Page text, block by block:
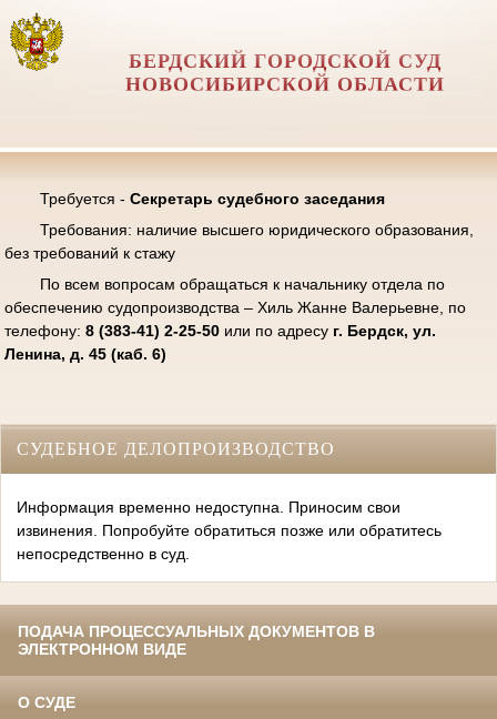
БЕРДСКИЙ ГОРОДСКОЙ СУД
НОВОСИБИРСКОЙ ОБЛАСТИ
Требуется - Секретарь судебного заседания
Требования: наличие высшего юридического образования,
без требований к стажу
По всем вопросам обращаться к начальнику отдела по
обеспечению судопроизводства – Хиль Жанне Валерьевне, по
телефону: 8 (383-41) 2-25-50или по адресу г. Бердск, ул.
Ленина, д. 45 (каб. 6)
СУДЕБНОЕ ДЕЛОПРОИЗВОДСТВО
Информация временно недоступна. Приносим свои
извинения. Попробуйте обратиться позже или обратитесь
непосредственно в суд.
ПОДАЧА ПРОЦЕССУАЛЬНЫХ ДОКУМЕНТОВ В
ЭЛЕКТРОННОМ ВИДЕ
О СУДЕ